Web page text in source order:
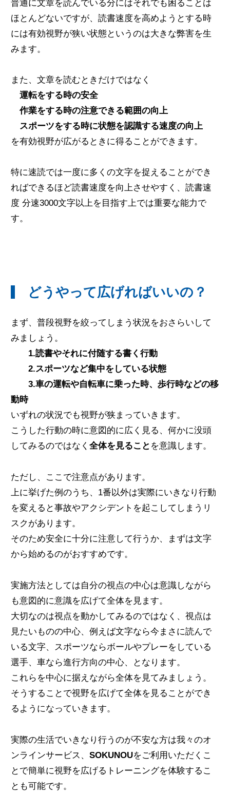
普通に文章を読んでいる分にはそれでも困ることは
ほとんどないですが、読書速度を高めようとする時
には有効視野が狭い状態というのは大きな弊害を生
みます。
また、文章を読むときだけではなく
運転をする時の安全
作業をする時の注意できる範囲の向上
スポーツをする時に状態を認識する速度の向上
を有効視野が広がるときに得ることができます。
特に速読では一度に多くの文字を捉えることができ
ればできるほど読書速度を向上させやすく、読書速
度 分速3000文字以上を目指す上では重要な能力で
す。
どうやって広げればいいの？
まず、普段視野を絞ってしまう状況をおさらいして
みましょう。
1.読書やそれに付随する書く行動
2.スポーツなど集中をしている状態
3.車の運転や自転車に乗った時、歩行時などの移
動時
いずれの状況でも視野が狭まっていきます。
こうした行動の時に意図的に広く見る、何かに没頭
してみるのではなく 全体を見ること を意識します。
ただし、ここで注意点があります。
上に挙げた例のうち、1番以外は実際にいきなり行動
を変えると事故やアクシデントを起こしてしまうリ
スクがあります。
そのため安全に十分に注意して行うか、まずは文字
から始めるのがおすすめです。
実施方法としては自分の視点の中心は意識しながら
も意図的に意識を広げて全体を見ます。
大切なのは視点を動かしてみるのではなく、視点は
見たいものの中心、例えば文字なら今まさに読んで
いる文字、スポーツならボールやプレーをしている
選手、車なら進行方向の中心、となります。
これらを中心に据えながら全体を見てみましょう。
そうすることで視野を広げて全体を見ることができ
るようになっていきます。
実際の生活でいきなり行うのが不安な方は我々のオ
ンラインサービス、 SOKUNOUをご利用いただくこ
とで簡単に視野を広げるトレーニングを体験するこ
とも可能です。